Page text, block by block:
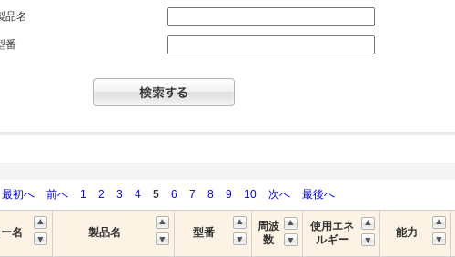
品名
番
最初へ
前へ 1 2 3 4 5 6 7 8 9 10 次へ 最後へ
名 製品名 型番
周波
数
使用エネ
ルギー
能力